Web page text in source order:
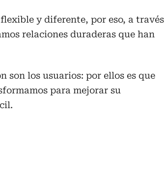
y diferente, por eso, a través
relaciones duraderas que han
los usuarios: por ellos es que
para mejorar su